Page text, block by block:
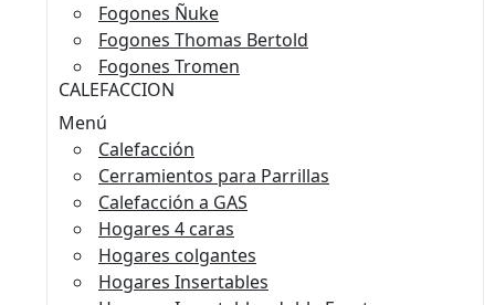
Fogones Ñuke
Fogones Thomas Bertold
Fogones Tromen
CALEFACCION
Menú
Calefacción
Cerramientos para Parrillas
Calefacción a GAS
Hogares 4 caras
Hogares colgantes
Hogares Insertables